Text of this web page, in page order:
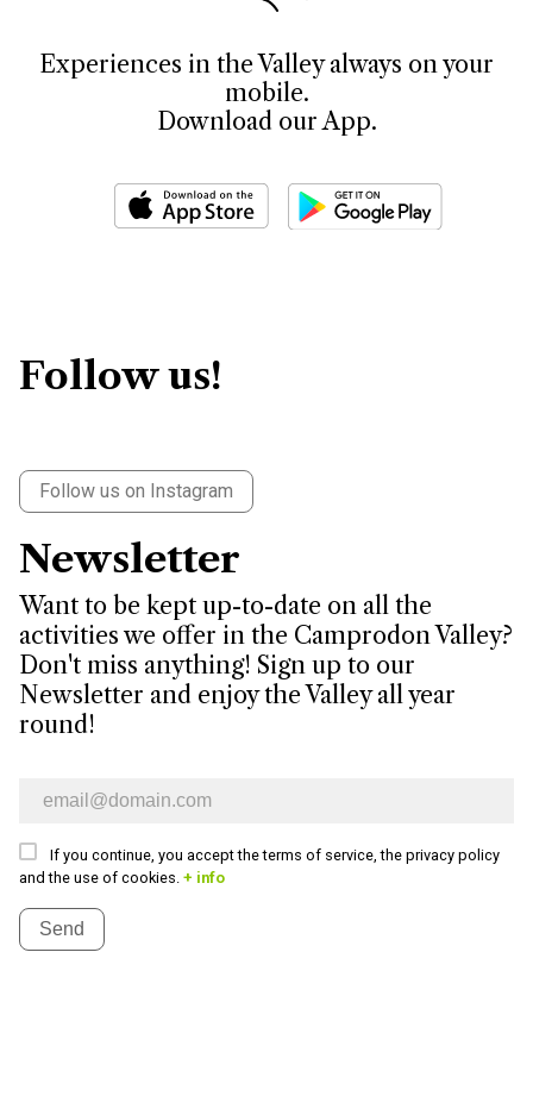
Experiences in the Valley always on your
mobile.
Download our App.
Follow us!
Follow us on Instagram
Newsletter
Want to be kept up-to-date on all the
activities we offer in the Camprodon Valley?
Don't miss anything! Sign up to our
Newsletter and enjoy the Valley all year
round!
E-mail newsletter
If you continue, you accept the terms of service, the privacy policy
and the use of cookies. + info
Send